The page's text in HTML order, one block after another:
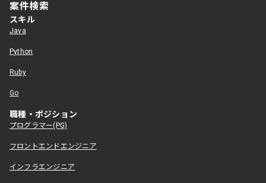
案件検索
スキル
Java
Python
Ruby
Go
職種・ポジション
プログラマー(PG)
フロントエンドエンジニア
インフラエンジニア